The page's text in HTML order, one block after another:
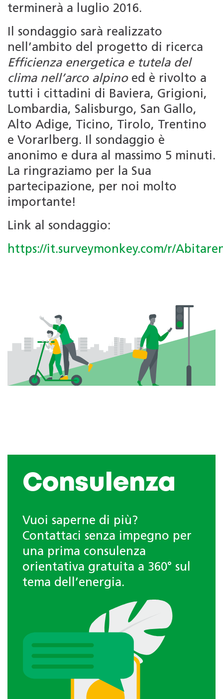
terminerà a luglio 2016.
Il sondaggio sarà realizzato
nell’ambito del progetto di ricerca
Efficienza energetica e tutela del
clima nell’arco alpinoed è rivolto a
tutti i cittadini di Baviera, Grigioni,
Lombardia, Salisburgo, San Gallo,
Alto Adige, Ticino, Tirolo, Trentino
e Vorarlberg. Il sondaggio è
anonimo e dura al massimo 5 minuti.
La ringraziamo per la Sua
partecipazione, per noi molto
importante!
Link al sondaggio:
https://it.surveymonkey.com/r/
Consulenza
Vuoi saperne di più?
Contattaci senza impegno per
una prima consulenza
orientativa gratuita a 360° sul
tema dell’energia.